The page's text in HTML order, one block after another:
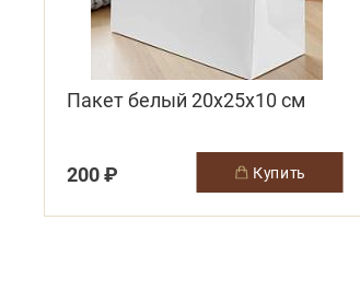
Пакет белый 20х25х10 см
200 ₽ купить